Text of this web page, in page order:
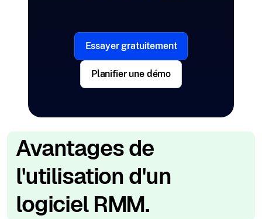
Essayer gratuitement
Planifier une démo
Avantages de
l'utilisation d'un
logiciel RMM.